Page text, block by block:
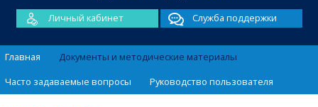
Личный кабинет
Служба поддержки
Главная
Документы и методические материалы
Часто задаваемые вопросы
Руководство пользователя